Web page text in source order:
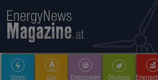
Strom Gas Emissionen Ökologie